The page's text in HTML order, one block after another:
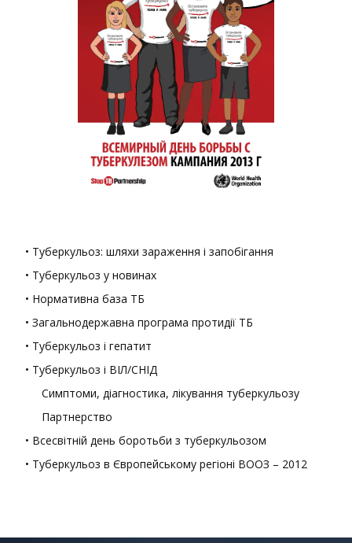
• Туберкульоз: шляхи зараження і запобігання
• Туберкульоз у новинах
• Нормативна база ТБ
• Загальнодержавна програма протидії ТБ
• Туберкульоз і гепатит
• Туберкульоз і ВІЛ/СНІД
Симптоми, діагностика, лікування туберкульозу
Партнерство
• Всесвітній день боротьби з туберкульозом
• Туберкульоз в Європейському регіоні ВООЗ – 2012